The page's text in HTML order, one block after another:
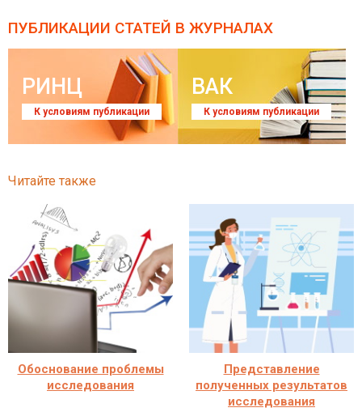
ПУБЛИКАЦИИ СТАТЕЙ В ЖУРНАЛАХ
РИНЦ
К условиям публикации
ВАК
К условиям публикации
Читайте также
Обоснование проблемы
исследования
Представление
полученных результатов
исследования